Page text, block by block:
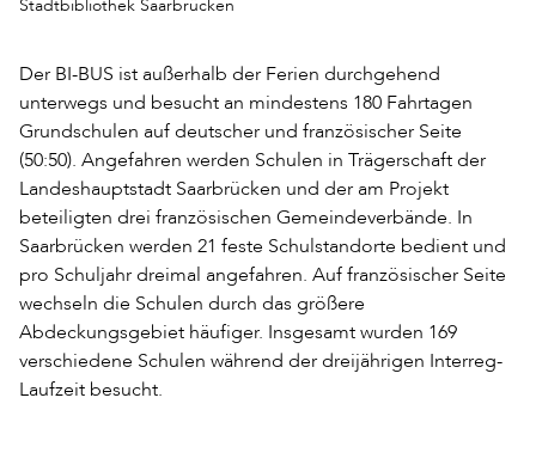
Stadtbibliothek Saarbrücken
Der BI-BUS ist außerhalb der Ferien durchgehend
unterwegs und besucht an mindestens 180 Fahrtagen
Grundschulen auf deutscher und französischer Seite
(50:50). Angefahren werden Schulen in Trägerschaft der
Landeshauptstadt Saarbrücken und der am Projekt
beteiligten drei französischen Gemeindeverbände. In
Saarbrücken werden 21 feste Schulstandorte bedient und
pro Schuljahr dreimal angefahren. Auf französischer Seite
wechseln die Schulen durch das größere
Abdeckungsgebiet häufiger. Insgesamt wurden 169
verschiedene Schulen während der dreijährigen Interreg-
Laufzeit besucht.